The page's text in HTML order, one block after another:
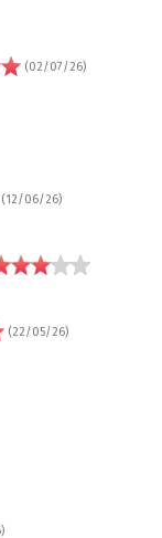
(02/07/26)
(12/06/26)
(22/05/26)